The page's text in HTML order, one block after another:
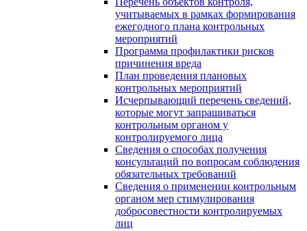
учитываемых в рамках формирования
ежегодного плана контрольных
мероприятий
Программа профилактики рисков
причинения вреда
План проведения плановых
контрольных мероприятий
Исчерпывающий перечень сведений,
которые могут запрашиваться
контрольным органом у
контролируемого лица
Сведения о способах получения
консультаций по вопросам соблюдения
обязательных требований
Сведения о применении контрольным
органом мер стимулирования
добросовестности контролируемых
лиц